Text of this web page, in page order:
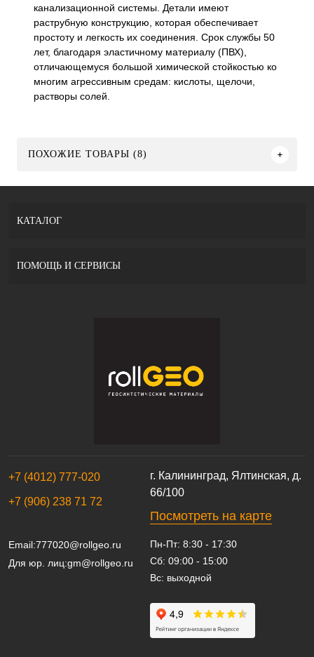
канализационной системы. Детали имеют
раструбную конструкцию, которая обеспечивает
простоту и легкость их соединения. Срок службы 50
лет, благодаря эластичному материалу (ПВХ),
отличающемуся большой химической стойкостью ко
многим агрессивным средам: кислоты, щелочи,
растворы солей.
ПОХОЖИЕ ТОВАРЫ (8)
г. Калининград, Ялтинская, д.
66/100
Посмотреть на карте
+7 (4012) 777-020
+7 (906) 238 71 72
Email:777020@rollgeo.ru
Для юр. лиц:gm@rollgeo.ru
Пн-Пт: 8:30 - 17:30
Сб: 09:00 - 15:00
Вс: выходной
КАТАЛОГ
ПОМОЩЬ И СЕРВИСЫ